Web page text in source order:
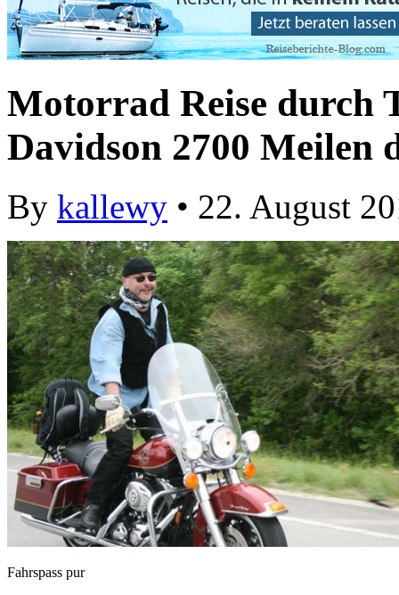
Motorrad Reise durch
Davidson 2700 Meilen
By kallewy • 22. August
Fahrspass pur